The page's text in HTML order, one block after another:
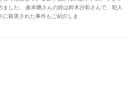
した。 倉本聰さんの姪は鈴木沙彩さんで、犯人
殺害された事件もご紹介しま